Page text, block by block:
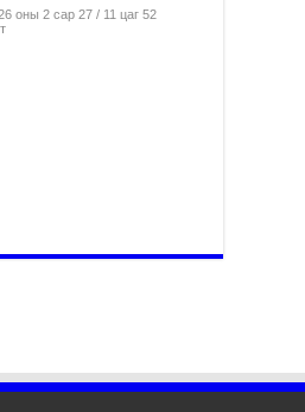
оны 2 сар 27 / 11 цаг 52